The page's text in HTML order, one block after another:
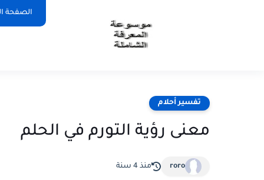
الصفحة
تفسير أحلام
معنى رؤية التورم في الحلم
roro منذ 4 سنة